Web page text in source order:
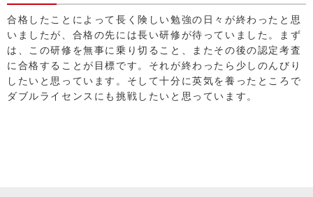
合格したことによって長く険しい勉強の日々が終わったと思
いましたが、合格の先には長い研修が待っていました。まず
は、この研修を無事に乗り切ること、またその後の認定考査
に合格することが目標です。それが終わったら少しのんびり
したいと思っています。そして十分に英気を養ったところで
ダブルライセンスにも挑戦したいと思っています。